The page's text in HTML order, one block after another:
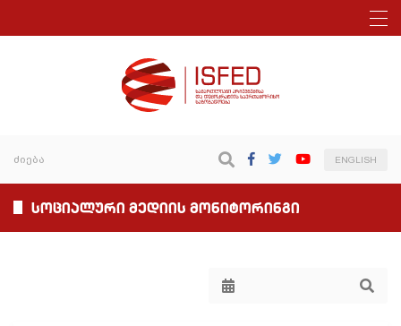
ENGLISH
სოციალური მედიის მონიტორინგი